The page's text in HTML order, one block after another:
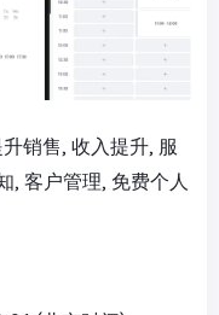
销售, 收入提升, 服
, 客户管理, 免费个人